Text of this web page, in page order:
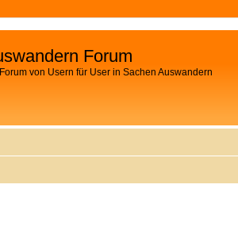
Forum
von Usern für User in Sachen Auswandern